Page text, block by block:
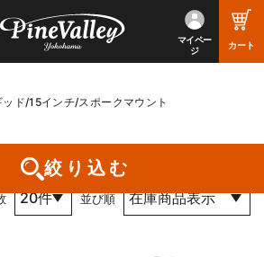
マイペー
ジ
カート
ッド/15インチ/スポークマウント
絞り込む
ページ
並び順